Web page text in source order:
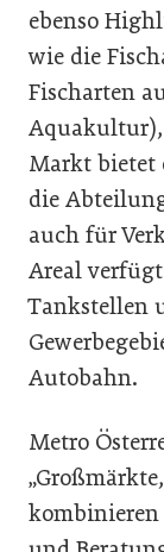
ebenso
wie die
Fischarten
Aquakultur),
Markt bietet
die
auch für
Areal
Tankstellen
Autobahn.
Metro
kombinieren